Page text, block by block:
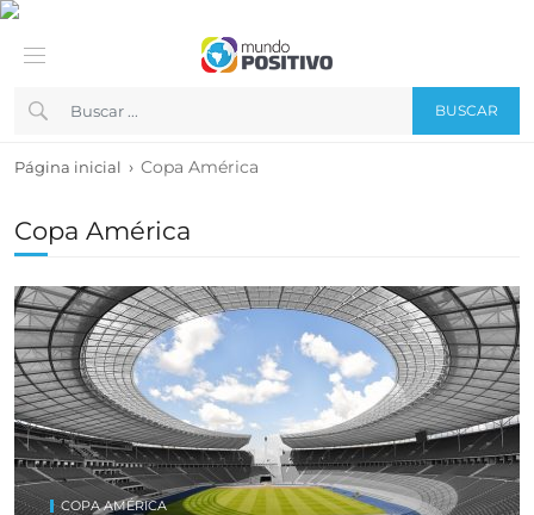
BUSCAR
Página inicial › Copa América
Copa América
COPA AMÉRICA